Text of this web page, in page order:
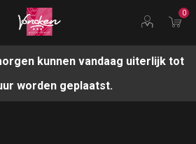
0
kunnen vandaag uiterlijk tot
worden geplaatst.